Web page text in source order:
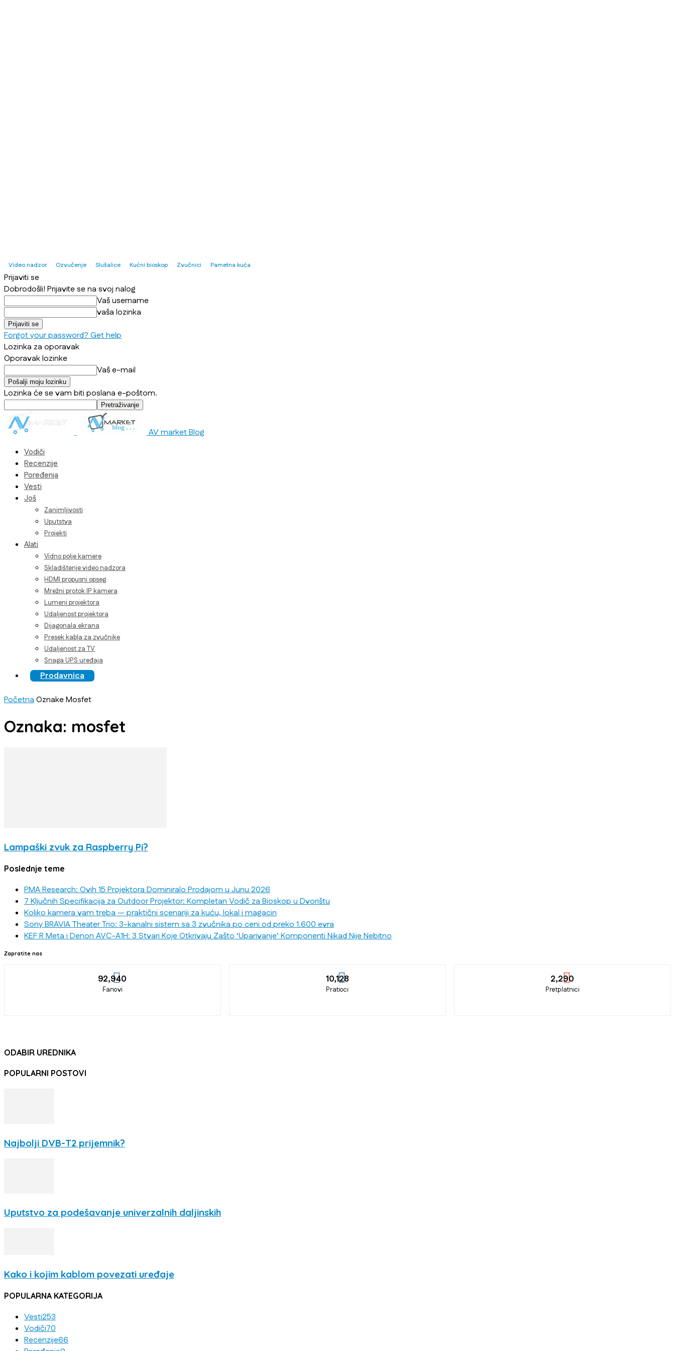
Video nadzor Ozvučenje Slušalice Kućni bioskop Zvučnici Pametna kuća
Prijaviti se
Dobrodošli! Prijavite se na svoj nalog
Vaš username
vaša lozinka
Forgot your password? Get help
Lozinka za oporavak
Oporavak lozinke
Vaš e-mail
Lozinka će se vam biti poslana e-poštom.
AV market Blog
Vodiči
Recenzije
Poređenja
Vesti
Još
Zanimljivosti
Uputstva
Projekti
Alati
Vidno polje kamere
Skladištenje video nadzora
HDMI propusni opseg
Mrežni protok IP kamera
Lumeni projektora
Udaljenost projektora
Dijagonala ekrana
Presek kabla za zvučnike
Udaljenost za TV
Snaga UPS uređaja
Prodavnica
PočetnaOznakeMosfet
Oznaka: mosfet
Lampaški zvuk za Raspberry Pi?
Poslednje teme
PMA Research: Ovih 15 Projektora Dominiralo Prodajom u Junu 2026
7 Ključnih Specifikacija za Outdoor Projektor: Kompletan Vodič za Bioskop u Dvorištu
Koliko kamera vam treba — praktični scenariji za kuću, lokal i magacin
Sony BRAVIA Theater Trio: 3-kanalni sistem sa 3 zvučnika po ceni od preko 1.600 evra
KEF R Meta i Denon AVC-A1H: 3 Stvari Koje Otkrivaju Zašto ‘Uparivanje’ Komponenti Nikad Nije Nebitno
Zapratite nas
92,940
Fanovi
10,128
Pratioci
2,290
Pretplatnici
ODABIR UREDNIKA
POPULARNI POSTOVI
Najbolji DVB-T2 prijemnik?
Uputstvo za podešavanje univerzalnih daljinskih
Kako i kojim kablom povezati uređaje
POPULARNA KATEGORIJA
Vesti253
Vodiči70
Recenzije66